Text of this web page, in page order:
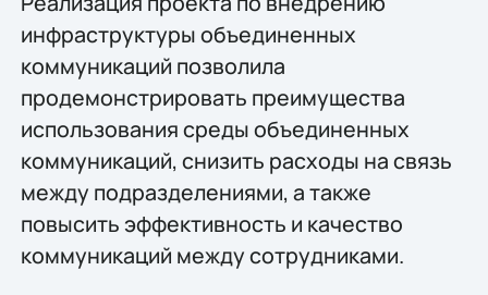
инфраструктуры объединенных
коммуникаций позволила
продемонстрировать преимущества
использования среды объединенных
коммуникаций, снизить расходы на связь
между подразделениями, а также
повысить эффективность и качество
коммуникаций между сотрудниками.